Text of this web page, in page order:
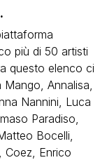
più di 50 artisti
questo elenco ci
Annalisa,
Nannini, Luca
Paradiso,
Bocelli,
Coez, Enrico